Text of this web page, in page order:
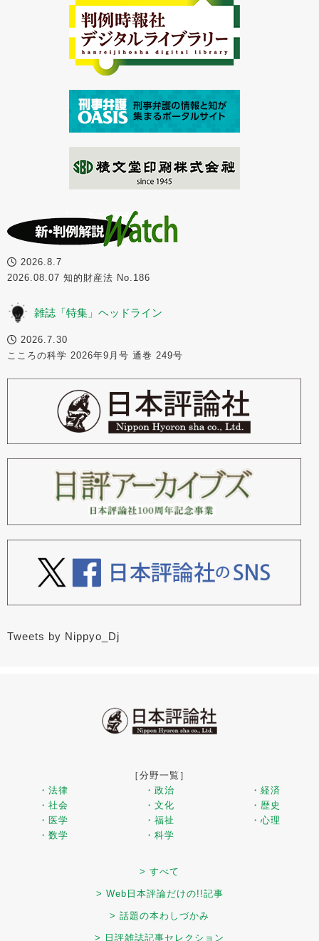
2026.8.7
2026.08.07 知的財産法 No.186
雑誌「特集」ヘッドライン
2026.7.30
こころの科学 2026年9月号 通巻 249号
Tweets by Nippyo_Dj
［分野一覧］
・法律
・政治
・経済
・社会
・文化
・歴史
・医学
・福祉
・心理
・数学
・科学
> すべて
> Web日本評論だけの!!記事
> 話題の本わしづかみ
> 日評雑誌記事セレクション